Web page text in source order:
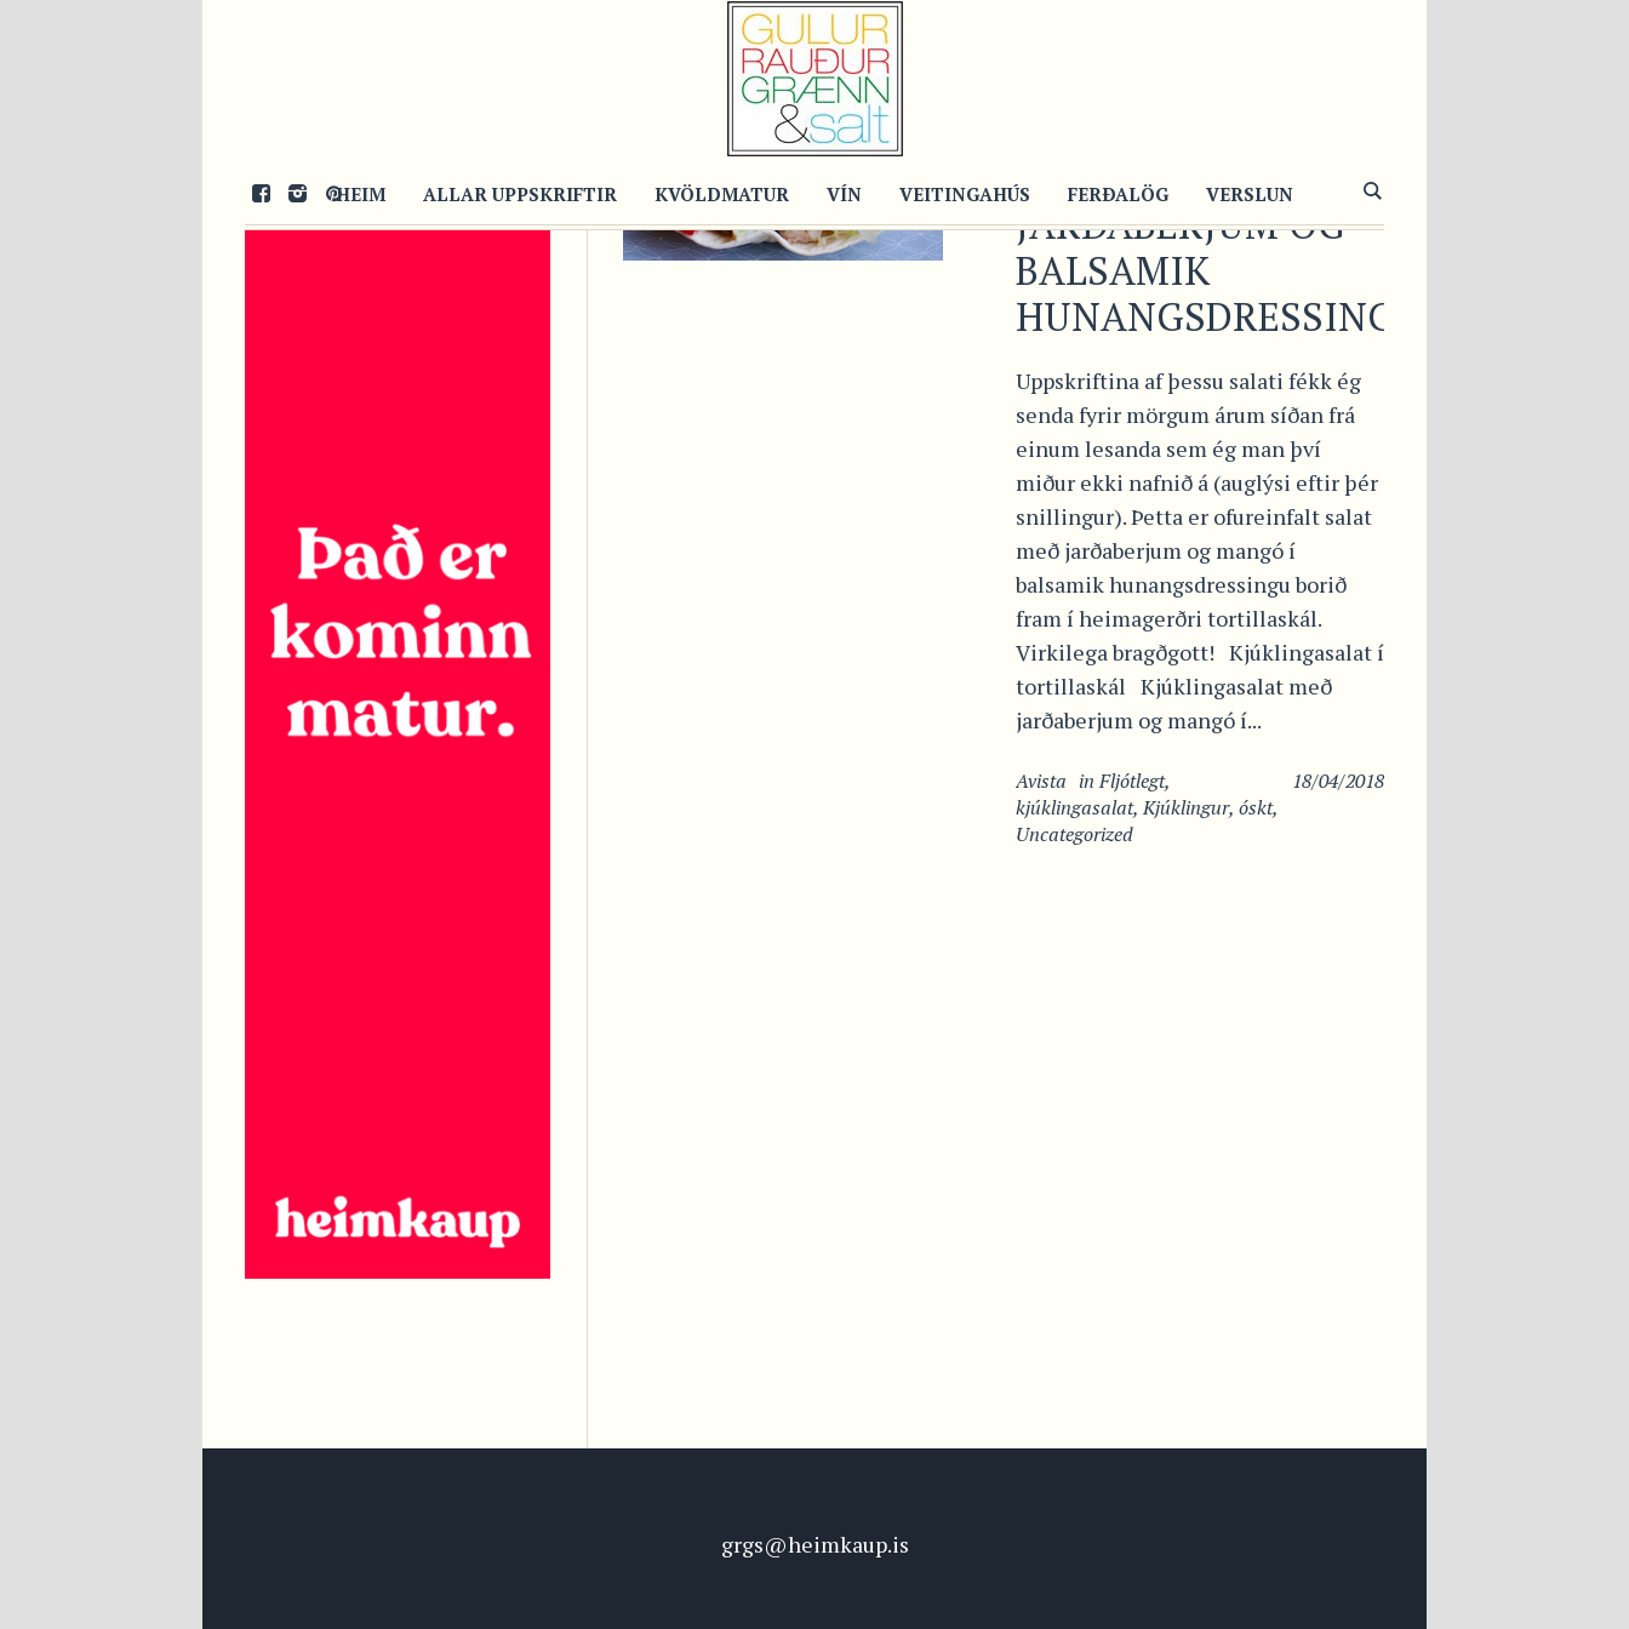
HEIM ALLAR UPPSKRIFTIR KVÖLDMATUR VÍN VEITINGAHÚS FERÐALÖG VERSLUN
MEÐ MANGÓ,
JARÐABERJUM OG
BALSAMIK
HUNANGSDRESSINGU
Uppskriftina af þessu salati fékk ég
senda fyrir mörgum árum síðan frá
einum lesanda sem ég man því
miður ekki nafnið á (auglýsi eftir þér
snillingur). Þetta er ofureinfalt salat
með jarðaberjum og mangó í
balsamik hunangsdressingu borið
fram í heimagerðri tortillaskál.
Virkilega bragðgott! Kjúklingasalat í
tortillaskál Kjúklingasalat með
jarðaberjum og mangó í...
18/04/2018
Avista inFljótlegt,
kjúklingasalat,Kjúklingur, óskt,
Uncategorized
grgs@heimkaup.is